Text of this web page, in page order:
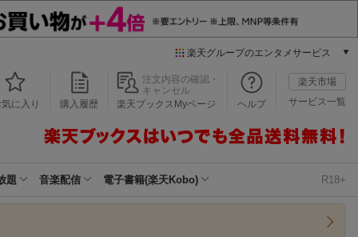
楽天グループのエンタメサービス
本/ゲーム/CD/DVD
楽天ブックス
楽天Kobo
気に入り 購入履歴
注文内容の確認・
キャンセル
楽天ブックスMyページ
ヘルプ
楽天市場
サービス一覧
題 音楽配信 電子書籍(楽天Kobo) R18+